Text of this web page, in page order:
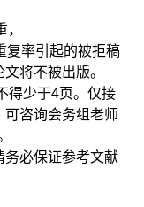
复率引起的被拒稿
将不被出版。
得少于4页。仅接
可咨询会务组老师
必保证参考文献